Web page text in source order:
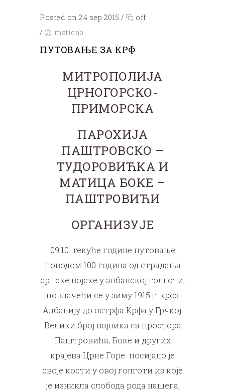
Posted on 24 sep 2015 /
off
/
maticab
ПУТОВАЊЕ ЗА КРФ
МИТРОПОЛИЈА
ЦРНОГОРСКО-
ПРИМОРСКА
ПАРОХИЈА
ПАШТРОВСКО –
ТУДОРОВИЋКА И
МАТИЦА БОКЕ –
ПАШТРОВИЋИ
ОРГАНИЗУЈЕ
09.10. текуће године путовање
поводом 100 година од страдања
српске војске у албанској голготи,
повлачећи се у зиму 1915.г. кроз
Албанију до острфа Крфа у Грчкој.
Велики број војника са простора
Паштровића, Боке и других
крајева Црне Горе посијало је
своје кости у овој голготи из које
је изникла слобода рода нашега,